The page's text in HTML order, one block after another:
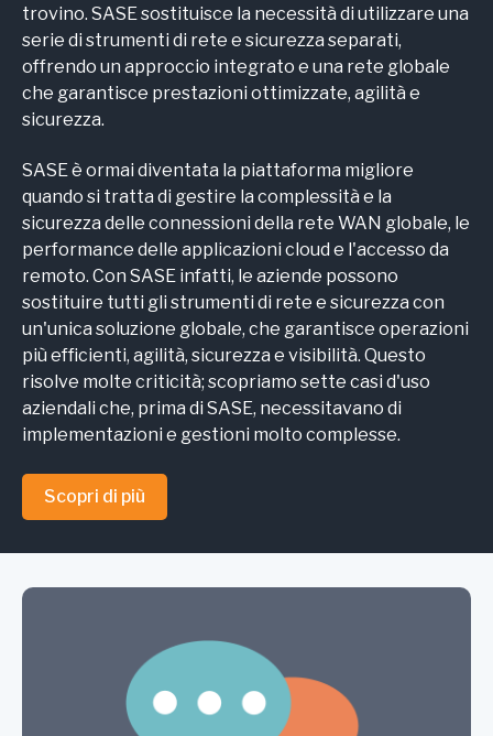
trovino. SASE sostituisce la necessità di utilizzare una
serie di strumenti di rete e sicurezza separati,
offrendo un approccio integrato e una rete globale
che garantisce prestazioni ottimizzate, agilità e
sicurezza.
SASE è ormai diventata la piattaforma migliore
quando si tratta di gestire la complessità e la
sicurezza delle connessioni della rete WAN globale, le
performance delle applicazioni cloud e l'accesso da
remoto. Con SASE infatti, le aziende possono
sostituire tutti gli strumenti di rete e sicurezza con
un'unica soluzione globale, che garantisce operazioni
più efficienti, agilità, sicurezza e visibilità. Questo
risolve molte criticità; scopriamo sette casi d'uso
aziendali che, prima di SASE, necessitavano di
implementazioni e gestioni molto complesse.
Scopri di più